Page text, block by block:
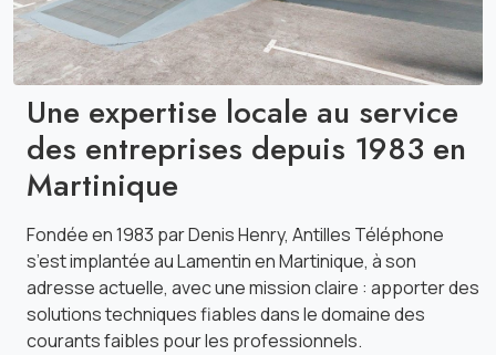
Une expertise locale au service
des entreprises depuis 1983 en
Martinique
Fondée en 1983 par Denis Henry, Antilles Téléphone
s’est implantée au Lamentin en Martinique, à son
adresse actuelle, avec une mission claire : apporter des
solutions techniques fiables dans le domaine des
courants faibles pour les professionnels.